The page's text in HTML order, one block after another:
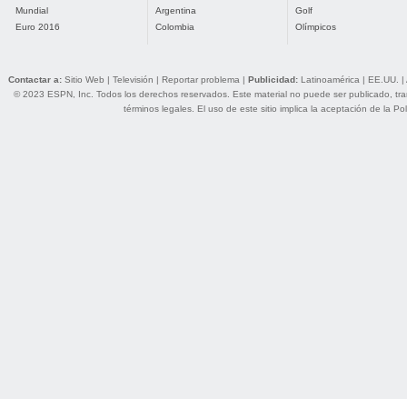
Mundial
Euro 2016
Argentina
Colombia
Golf
Olímpicos
Contactar a: Sitio Web | Televisión | Reportar problema | Publicidad: Latinoamérica | EE.UU. |
© 2023 ESPN, Inc. Todos los derechos reservados. Este material no puede ser publicado,
términos legales. El uso de este sitio implica la aceptación de la